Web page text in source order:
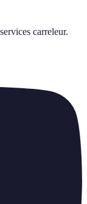
services carreleur.